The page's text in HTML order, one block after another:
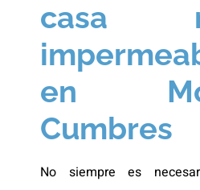
casa
en
Cumbres
No siempre es